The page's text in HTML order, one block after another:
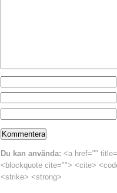
Du kan använda: <a href=""
<blockquote cite=""> <cite>
<strike> <strong>